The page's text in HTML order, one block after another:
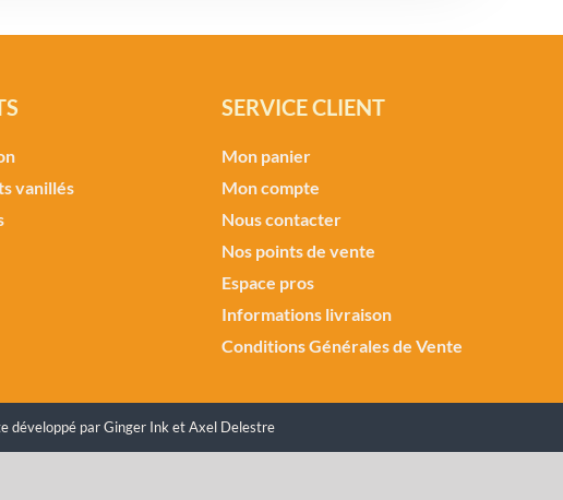
vanillés
SERVICE CLIENT
Mon panier
Mon compte
Nous contacter
Nos points de vente
Espace pros
Informations livraison
Conditions Générales de Vente
développé parGinger Ink etAxel Delestre